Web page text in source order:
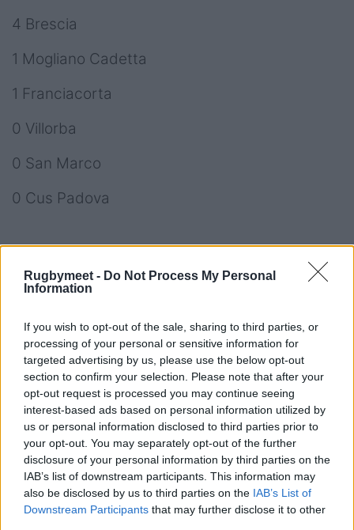
Rugbymeet - Do Not Process My Personal
Information
If you wish to opt-out of the sale, sharing to third parties, or
processing of your personal or sensitive information for
targeted advertising by us, please use the below opt-out
section to confirm your selection. Please note that after your
opt-out request is processed you may continue seeing
interest-based ads based on personal information utilized by
us or personal information disclosed to third parties prior to
your opt-out. You may separately opt-out of the further
disclosure of your personal information by third parties on the
IAB’s list of downstream participants. This information may
also be disclosed by us to third parties on the IAB’s List of
Downstream Participants that may further disclose it to other
4 Brescia
1 Mogliano Cadetta
1 Franciacorta
0 Villorba
0 San Marco
0 Cus Padova
Girone 4
Benevento - Arechi 39-10
Paganica - Rugby L’Aquila 15-12
Capitolina Cadetta - Frascati 42-28
Cus Catania - Messina 48-10
Classifica Girone 4